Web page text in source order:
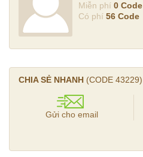
Miễn phí 0 Code
Có phí 56 Code
CHIA SẺ NHANH (CODE 43229)
Gửi cho email